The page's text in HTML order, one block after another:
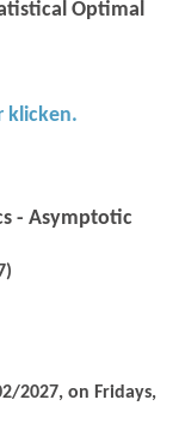
Optimal
klicken.
- Asymptotic
2027, on Fridays,